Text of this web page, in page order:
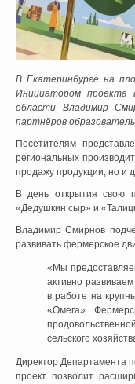
В Екатеринбурге на
Инициатором проекта
области Владимир
партнёров
Посетителям
региональных
продажу продукции, но и
В день открытия свою
«Дедушкин сыр» и
Владимир Смирнов
развивать фермерское
«Мы
активно
в работе на
«Омега».
сельского
Директор Департамента
проект позволит